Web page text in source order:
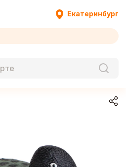
Екатеринбург